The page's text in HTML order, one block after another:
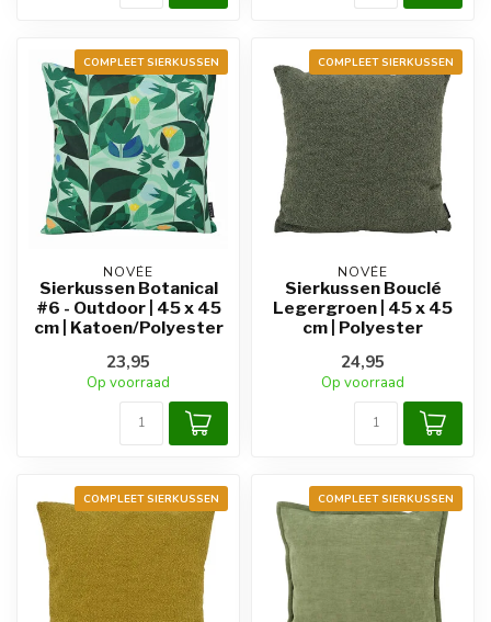
COMPLEET SIERKUSSEN
NOVÉE
Sierkussen Botanical
#6 - Outdoor | 45 x 45
cm | Katoen/Polyester
23,95
Op voorraad
COMPLEET SIERKUSSEN
NOVÉE
Sierkussen Bouclé
Legergroen | 45 x 45
cm | Polyester
24,95
Op voorraad
COMPLEET SIERKUSSEN COMPLEET SIERKUSSEN